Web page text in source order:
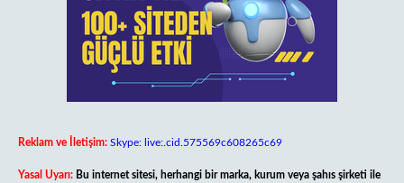
Reklam ve İletişim: Skype: live:.cid.575569c608265c69
Yasal Uyarı: Bu internet sitesi, herhangi bir marka, kurum veya şahıs şirketi ile